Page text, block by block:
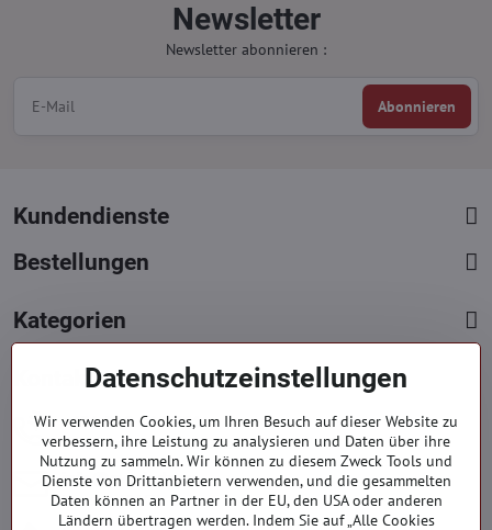
Newsletter
Newsletter abonnieren :
Abonnieren
Kundendienste
Bestellungen
Kategorien
Kontakte
+421 919 060 751
Mont. - Freit. : 9:00 - 15:00 hod.
info​​@everlady​​.eu
Non stop ( 24/7 )
Datenschutzeinstellungen
Wir verwenden Cookies, um Ihren Besuch auf dieser Website zu
verbessern, ihre Leistung zu analysieren und Daten über ihre
Nutzung zu sammeln. Wir können zu diesem Zweck Tools und
Dienste von Drittanbietern verwenden, und die gesammelten
Daten können an Partner in der EU, den USA oder anderen
Ländern übertragen werden. Indem Sie auf „Alle Cookies